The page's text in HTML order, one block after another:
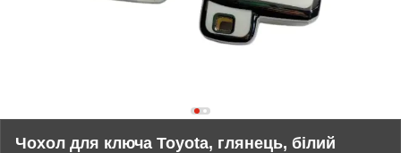
Чохол для ключа Toyota, глянець, білий